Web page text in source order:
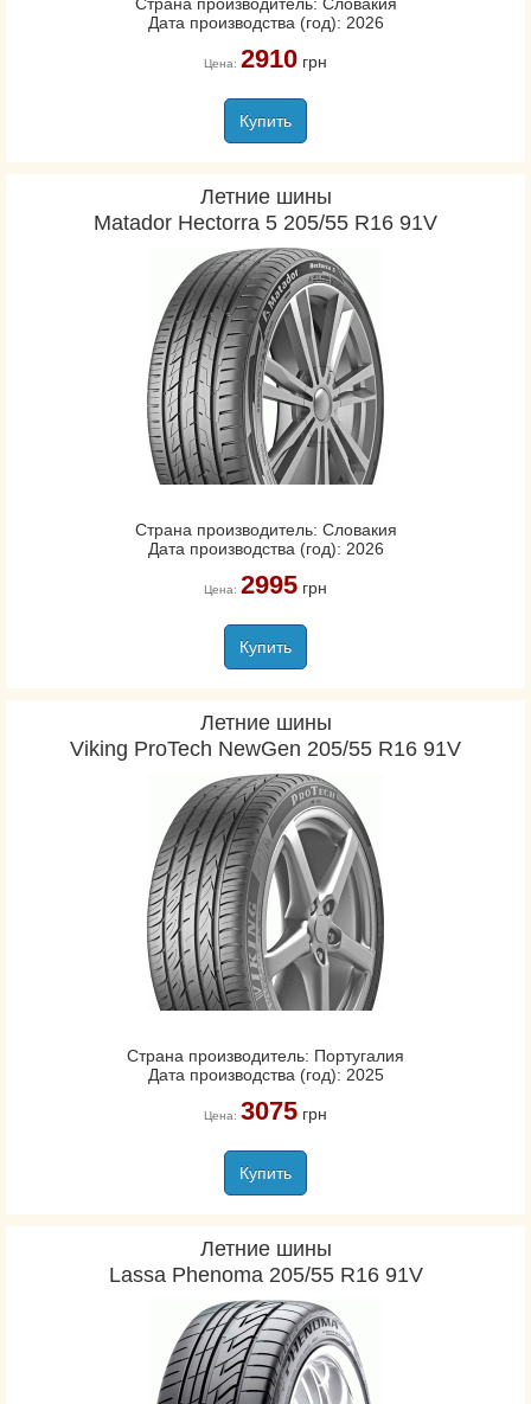
Дата производства (год): 2026
Цена: 2910грн
Купить
Летние шины
Matador Hectorra 5 205/55 R16 91V
Страна производитель: Словакия
Дата производства (год): 2026
Цена: 2995грн
Купить
Летние шины
Viking ProTech NewGen 205/55 R16 91V
Страна производитель: Португалия
Дата производства (год): 2025
Цена: 3075грн
Купить
Летние шины
Lassa Phenoma 205/55 R16 91V